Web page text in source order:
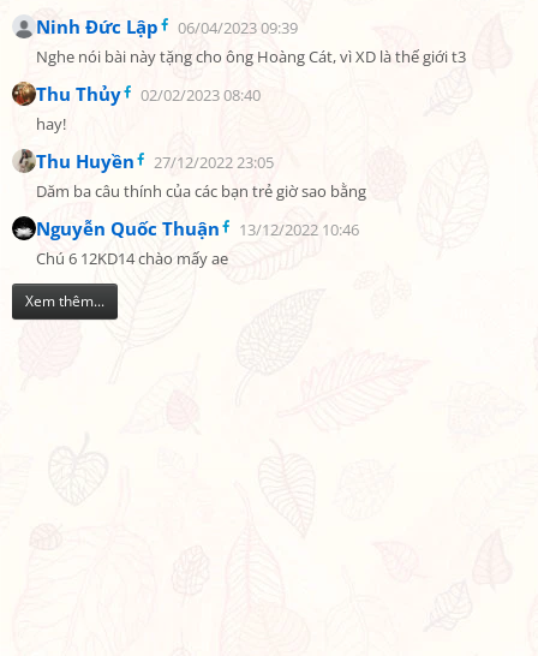
Ninh Đức Lập
06/04/2023 09:39
Nghe nói bài này tặng cho ông Hoàng Cát, vì XD là thế giới t3
Thu Thủy
02/02/2023 08:40
hay!
Thu Huyền
27/12/2022 23:05
Dăm ba câu thính của các bạn trẻ giờ sao bằng
Nguyễn Quốc Thuận
13/12/2022 10:46
Chú 6 12KD14 chào mấy ae
Xem thêm...